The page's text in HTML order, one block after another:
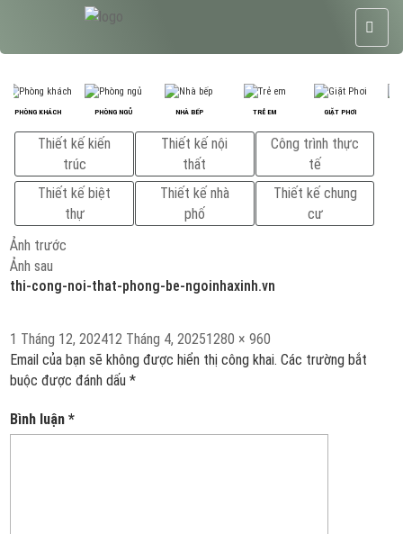
PHÒNG KHÁCH PHÒNG NGỦ NHÀ BẾP TRẺ EM GIẶT PHƠI
Thiết kế kiến
trúc
Thiết kế nội
thất
Công trình thực
tế
Thiết kế biệt
thự
Thiết kế nhà
phố
Thiết kế chung
cư
Ảnh trước
Ảnh sau
thi-cong-noi-that-phong-be-ngoinhaxinh.vn
Đăng
vào
ngày
1 Tháng 12, 202412 Tháng 4, 2025Kích
cỡ
1280 × 960
Email của bạn sẽ không được hiển thị công khai. Các trường bắt
buộc được đánh dấu*
Bình luận*